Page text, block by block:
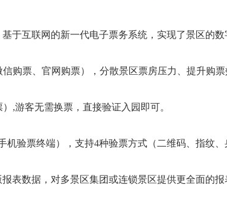
于互联网的新一代电子票务系统，实现了景区的
购票、官网购票），分散景区票房压力、提升购票
,游客无需换票，直接验证入园即可。
验票终端），支持4种验票方式（二维码、指纹
表数据，对多景区集团或连锁景区提供更全面的报